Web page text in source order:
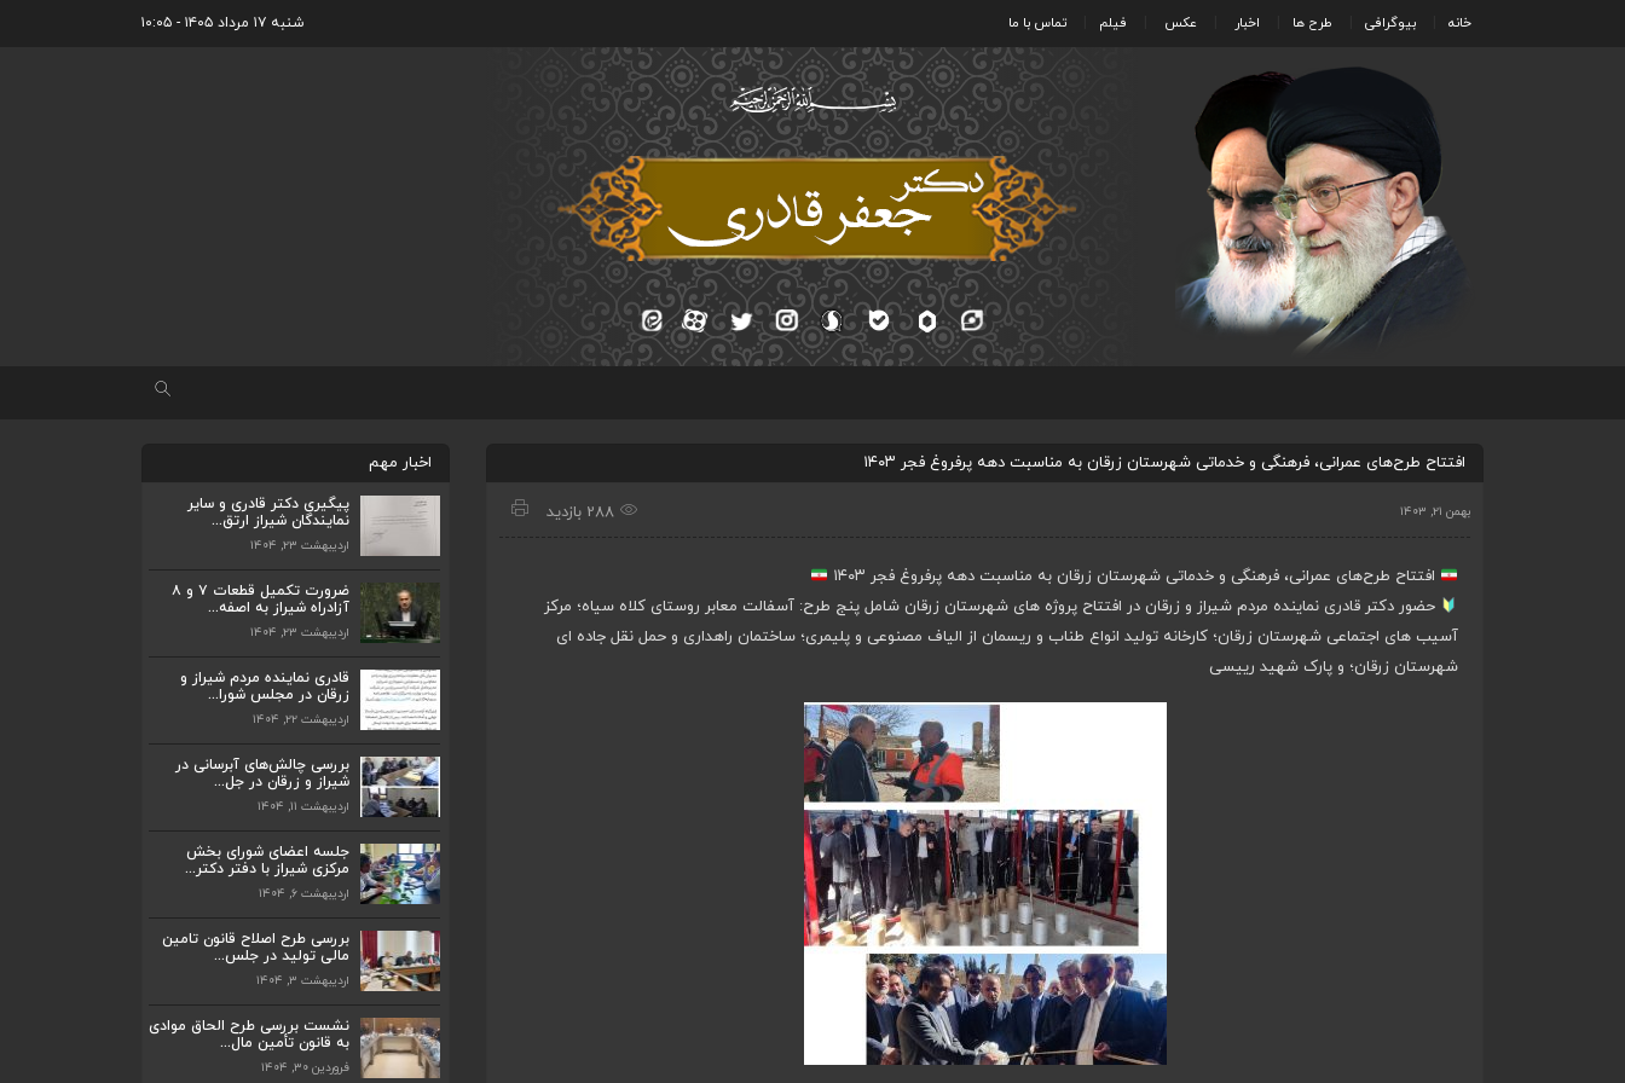
خانه بیوگرافی طرح ها اخبار عکس فیلم تماس با ما شنبه ۱۷ مرداد ۱۴۰۵ - ۱۰:۰۵
افتتاح طرح‌های عمرانی، فرهنگی و خدماتی شهرستان زرقان به مناسبت دهه پرفروغ فجر ۱۴۰۳
بهمن ۲۱, ۱۴۰۳ 288 بازدید
افتتاح طرح‌های عمرانی، فرهنگی و خدماتی شهرستان زرقان به مناسبت دهه پرفروغ فجر ۱۴۰۳
حضور دکتر قادری نماینده مردم شیراز و زرقان در افتتاح پروژه های شهرستان زرقان شامل پنج طرح: آسفالت معابر روستای کلاه سیاه؛ مرکز
آسیب های اجتماعی شهرستان زرقان؛ کارخانه تولید انواع طناب و ریسمان از الیاف مصنوعی و پلیمری؛ ساختمان راهداری و حمل نقل جاده ای
شهرستان زرقان؛ و پارک شهید رییسی
اخبار مهم
پیگیری دکتر قادری و سایر
نمایندگان شیراز ارتق...
اردیبهشت ۲۳, ۱۴۰۴
ضرورت تکمیل قطعات ۷ و ۸
آزادراه شیراز به اصفه...
اردیبهشت ۲۳, ۱۴۰۴
قادری نماینده مردم شیراز و
زرقان در مجلس شورا...
اردیبهشت ۲۲, ۱۴۰۴
بررسی چالش‌های آبرسانی در
شیراز و زرقان در جل...
اردیبهشت ۱۱, ۱۴۰۴
جلسه اعضای شورای بخش
مرکزی شیراز با دفتر دکتر...
اردیبهشت ۶, ۱۴۰۴
بررسی طرح اصلاح قانون تامین
مالی تولید در جلس...
اردیبهشت ۳, ۱۴۰۴
نشست بررسی طرح الحاق موادی
به قانون تأمین مال...
فروردین ۳۰, ۱۴۰۴
اردیبهشت ۲۳, ۱۴۰۴
قادری نماینده مردم شیراز و زرقان در مجلس
اردیبهشت ۲۲, ۱۴۰۴
بررسی چالش‌های آبرسانی در شیراز و زرقان
اردیبهشت ۱۱, ۱۴۰۴
دفتر دکتر...
اردیبهشت ۶, ۱۴۰۴
ارتق...
اردیبهشت ۲۳, ۱۴۰۴